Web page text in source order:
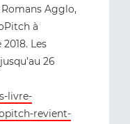
Agglo,
à
Les
26
livre-
revient-